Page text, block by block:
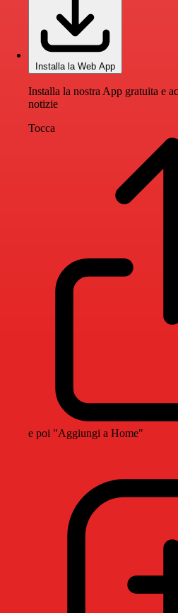
Installa la Web App
Installa la nostra App gratuita e
notizie
Tocca
e poi "Aggiungi a Home"